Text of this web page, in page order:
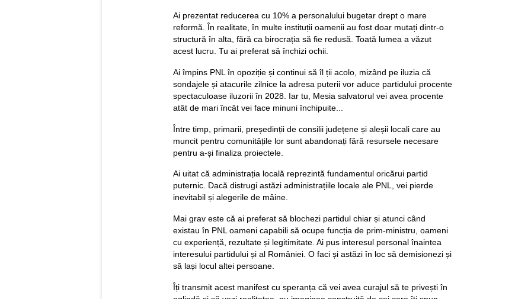
Ai prezentat reducerea cu 10% a personalului bugetar drept o mare
reformă. În realitate, în multe instituții oamenii au fost doar mutați dintr-o
structură în alta, fără ca birocrația să fie redusă. Toată lumea a văzut
acest lucru. Tu ai preferat să închizi ochii.
Ai împins PNL în opoziție și continui să îl ții acolo, mizând pe iluzia că
sondajele și atacurile zilnice la adresa puterii vor aduce partidului procente
spectaculoase iluzorii în 2028. Iar tu, Mesia salvatorul vei avea procente
atât de mari încât vei face minuni închipuite...
Între timp, primarii, președinții de consilii județene și aleșii locali care au
muncit pentru comunitățile lor sunt abandonați fără resursele necesare
pentru a-și finaliza proiectele.
Ai uitat că administrația locală reprezintă fundamentul oricărui partid
puternic. Dacă distrugi astăzi administrațiile locale ale PNL, vei pierde
inevitabil și alegerile de mâine.
Mai grav este că ai preferat să blochezi partidul chiar și atunci când
existau în PNL oameni capabili să ocupe funcția de prim-ministru, oameni
cu experiență, rezultate și legitimitate. Ai pus interesul personal înaintea
interesului partidului și al României. O faci și astăzi în loc să demisionezi și
să lași locul altei persoane.
Îți transmit acest manifest cu speranța că vei avea curajul să te privești în